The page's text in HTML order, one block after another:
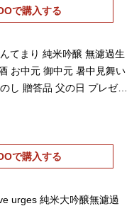
で購入する
てまり 純米吟醸 無濾過生
お中元 御中元 暑中見舞い
し 贈答品 父の日 プレゼン
で購入する
urges 純米大吟醸無濾過